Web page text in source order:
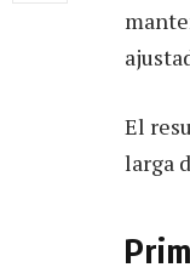
El
larga